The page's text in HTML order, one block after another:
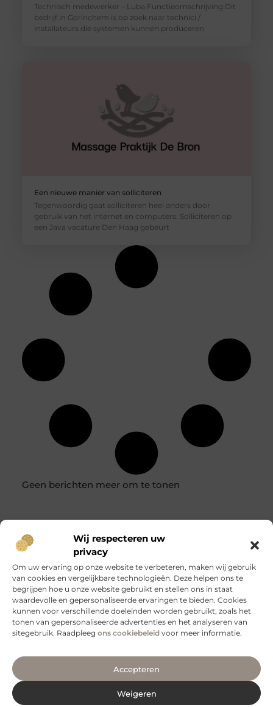
Wij respecteren uw
privacy
Om uw ervaring op onze website te verbeteren, maken wij gebruik
van cookies en vergelijkbare technologieën. Deze helpen ons te
begrijpen hoe u onze website gebruikt en stellen ons in staat
waardevolle en gepersonaliseerde ervaringen te bieden. Cookies
kunnen voor verschillende doeleinden worden gebruikt, zoals het
tonen van gepersonaliseerde advertenties en het analyseren van
sitegebruik. Raadpleeg ons cookiebeleid voor meer informatie.
Accepteren
Weigeren
Technisch medewerker – Luba Functieomschrijving Dit
bedrijf in Gorinchem is op zoek naar technici /
installateurs die systemen kunnen produceren
Een nieuwe manier van solliciteren
Tegenwoordig gaat solliciteren heel anders door
gebruik van het internet en computers. Solliciteren op
een Java vacature Den Haag gebeurt
Geen berichten meer om te tonen
Heb je vragen ofwil
je met ons
samenwerken?We
staan open voor
mooie
nieuwe ideeën.
Neem contact